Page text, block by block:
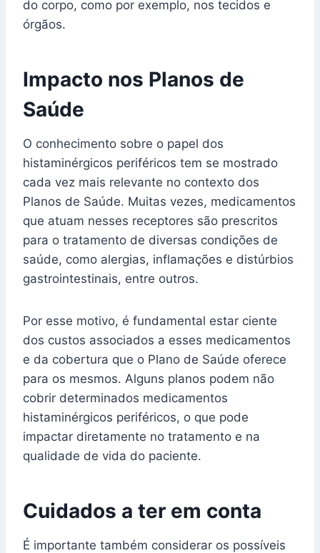
do corpo, como por exemplo, nos tecidos e
órgãos.
Impacto nos Planos de
Saúde
O conhecimento sobre o papel dos
histaminérgicos periféricos tem se mostrado
cada vez mais relevante no contexto dos
Planos de Saúde. Muitas vezes, medicamentos
que atuam nesses receptores são prescritos
para o tratamento de diversas condições de
saúde, como alergias, inflamações e distúrbios
gastrointestinais, entre outros.
Por esse motivo, é fundamental estar ciente
dos custos associados a esses medicamentos
e da cobertura que o Plano de Saúde oferece
para os mesmos. Alguns planos podem não
cobrir determinados medicamentos
histaminérgicos periféricos, o que pode
impactar diretamente no tratamento e na
qualidade de vida do paciente.
Cuidados a ter em conta
É importante também considerar os possíveis